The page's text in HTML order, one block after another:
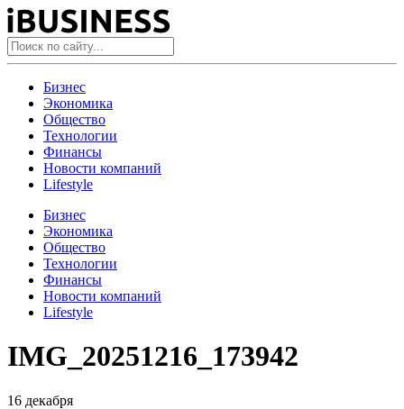
Бизнес
Экономика
Общество
Технологии
Финансы
Новости компаний
Lifestyle
Бизнес
Экономика
Общество
Технологии
Финансы
Новости компаний
Lifestyle
IMG_20251216_173942
16 декабря